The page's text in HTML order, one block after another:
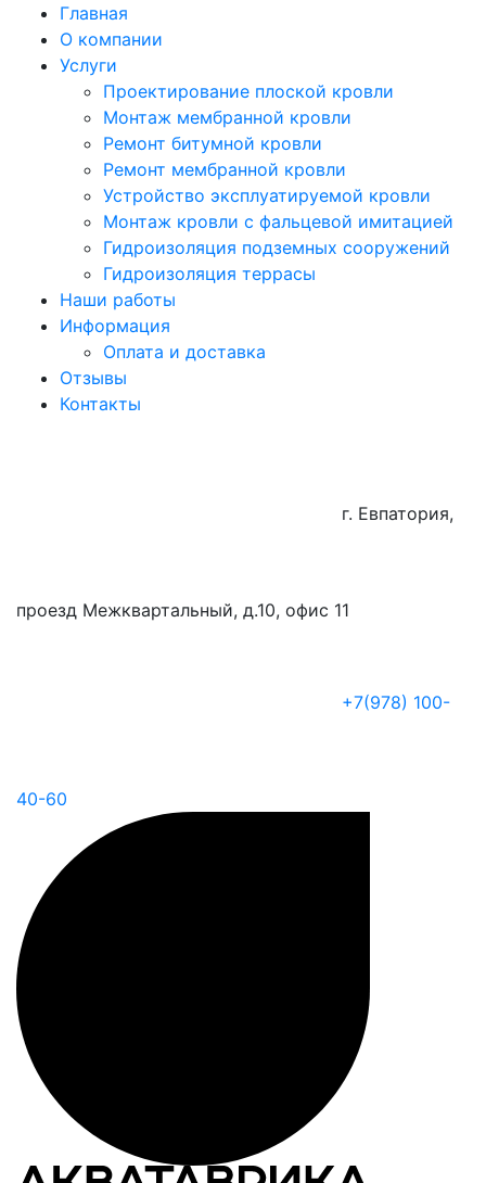
Главная
О компании
Услуги
Проектирование плоской кровли
Монтаж мембранной кровли
Ремонт битумной кровли
Ремонт мембранной кровли
Устройство эксплуатируемой кровли
Монтаж кровли с фальцевой имитацией
Гидроизоляция подземных сооружений
Гидроизоляция террасы
Наши работы
Информация
Оплата и доставка
Отзывы
Контакты
г. Евпатория,
проезд Межквартальный, д.10, офис 11
+7(978) 100-
40-60